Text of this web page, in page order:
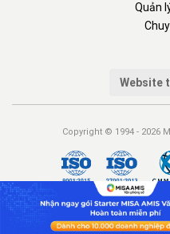
Quản
Website
Copyright © 1994 - 2026